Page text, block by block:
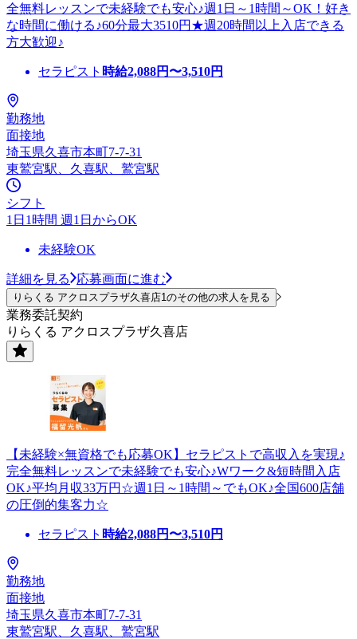
全無料レッスンで未経験でも安心♪週1日～1時間～OK！好き
な時間に働ける♪60分最大3510円★週20時間以上入店できる
方大歓迎♪
セラピスト 時給2,088円〜3,510円
勤務地
面接地
埼玉県久喜市本町7-7-31
東鷲宮駅、久喜駅、鷲宮駅
シフト
1日1時間 週1日からOK
未経験OK
詳細を見る 応募画面に進む
りらくる アクロスプラザ久喜店1のその他の求人を見る
業務委託契約
りらくる アクロスプラザ久喜店
【未経験×無資格でも応募OK】セラピストで高収入を実現♪
完全無料レッスンで未経験でも安心♪Wワーク&短時間入店
OK♪平均月収33万円☆週1日～1時間～でもOK♪全国600店舗
の圧倒的集客力☆
セラピスト 時給2,088円〜3,510円
勤務地
面接地
埼玉県久喜市本町7-7-31
東鷲宮駅、久喜駅、鷲宮駅